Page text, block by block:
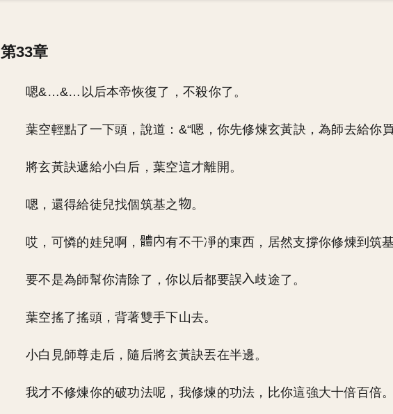
第33章
嗯&…&…以后本帝恢復了，不殺你了。
葉空輕點了一下頭，說道：&“嗯，你先修煉玄黃訣，為師去給你
將玄黃訣遞給小白后，葉空這才離開。
嗯，還得給徒兒找個筑基之 。
哎，可憐的娃兒啊， 有不干凈的東西，居然支撐你修煉到筑
要不是為師幫你清除了，你以后都要誤 歧途了。
葉空搖了搖頭，背著雙手下山去。
小白見師尊走后，隨后將玄黃訣丟在半邊。
我才不修煉你的破功法呢，我修煉的功法，比你這強大十倍百倍